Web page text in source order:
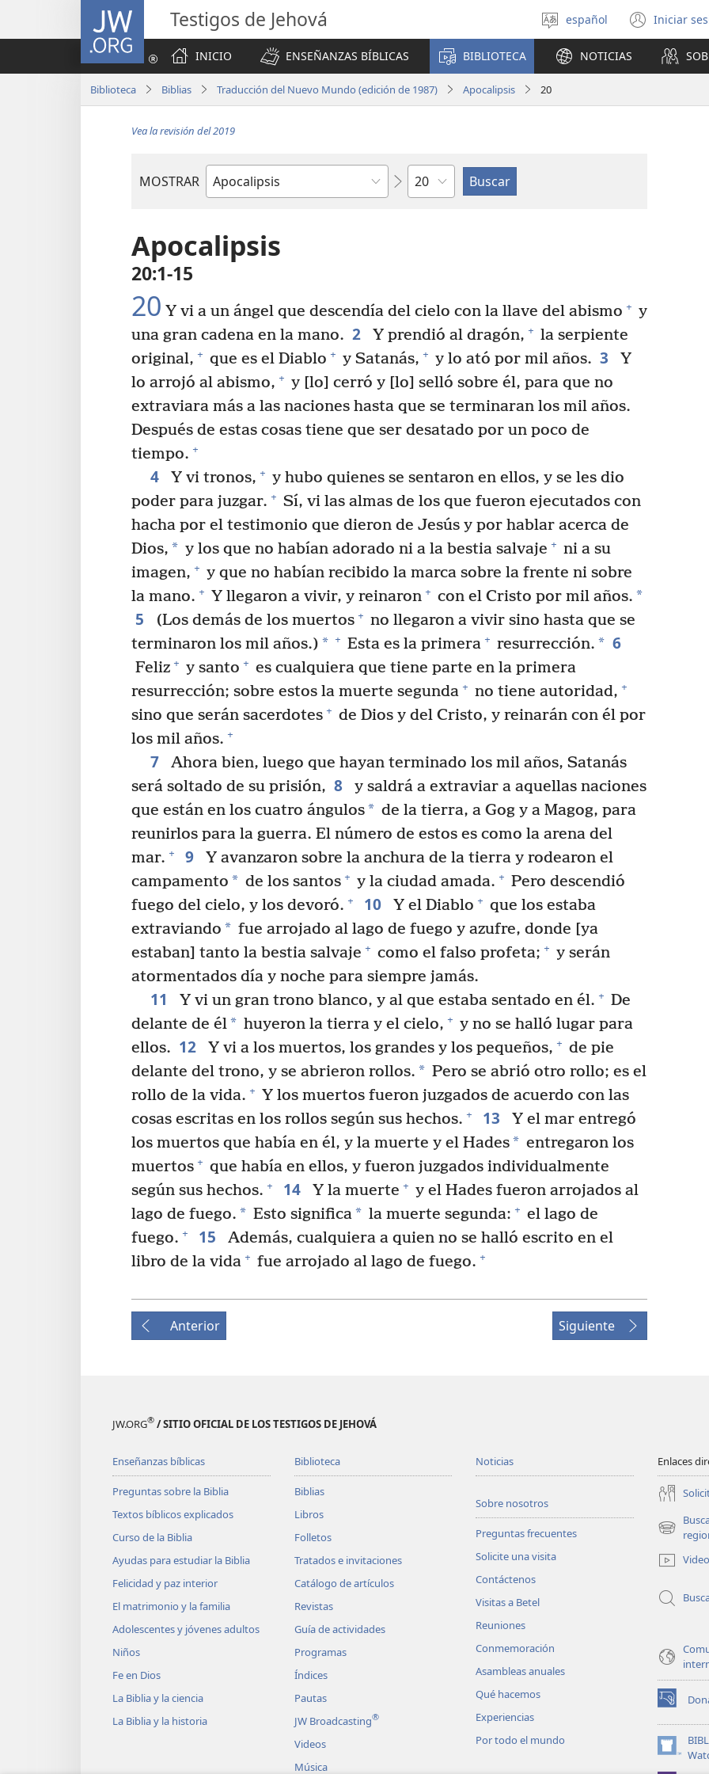
JW.ORG Testigos de Jehová
Seleccionar
idioma
español Iniciar(abre
una
nueva
INICIO
ENSEÑANZAS BÍBLICAS BIBLIOTECA NOTICIAS
Biblioteca Biblias Traducción del Nuevo Mundo (edición de 1987) Apocalipsis 20
Vea la revisión del 2019
MOSTRAR
Libro
la
Biblia
Capítulo
Apocalipsis
20:1-15
20 Y vi a un ángel que descendía del cielo con la llave del abismo + y
una gran cadena en la mano. 2 Y prendió al dragón, + la serpiente
original, + que es el Diablo + y Satanás, + y lo ató por mil años. 3
Y
lo arrojó al abismo, + y [lo] cerró y [lo] selló sobre él, para que no
extraviara más a las naciones hasta que se terminaran los mil años.
Después de estas cosas tiene que ser desatado por un poco de
tiempo. +
4 Y vi tronos, + y hubo quienes se sentaron en ellos, y se les dio
poder para juzgar. + Sí, vi las almas de los que fueron ejecutados con
hacha por el testimonio que dieron de Jesús y por hablar acerca de
Dios, * y los que no habían adorado ni a la bestia salvaje + ni a su
imagen, + y que no habían recibido la marca sobre la frente ni sobre
la mano. + Y llegaron a vivir, y reinaron + con el Cristo por mil años. *
5 (Los demás de los muertos + no llegaron a vivir sino hasta que se
terminaron los mil años.) * + Esta es la primera + resurrección. * 6
Feliz + y santo + es cualquiera que tiene parte en la primera
resurrección; sobre estos la muerte segunda + no tiene autoridad, +
sino que serán sacerdotes + de Dios y del Cristo, y reinarán con él por
los mil años. +
7
Ahora bien, luego que hayan terminado los mil años, Satanás
será soltado de su prisión, 8
y saldrá a extraviar a aquellas naciones
que están en los cuatro ángulos* de la tierra, a Gog y a Magog, para
reunirlos para la guerra. El número de estos es como la arena del
mar. + 9
Y avanzaron sobre la anchura de la tierra y rodearon el
campamento * de los santos + y la ciudad amada. + Pero descendió
fuego del cielo, y los devoró. + 10 Y el Diablo + que los estaba
extraviando * fue arrojado al lago de fuego y azufre, donde [ya
estaban] tanto la bestia salvaje + como el falso profeta; + y serán
atormentados día y noche para siempre jamás.
11 Y vi un gran trono blanco, y al que estaba sentado en él. + De
delante de él* huyeron la tierra y el cielo, + y no se halló lugar para
ellos. 12 Y vi a los muertos, los grandes y los pequeños, + de pie
delante del trono, y se abrieron rollos. * Pero se abrió otro rollo; es el
rollo de la vida. + Y los muertos fueron juzgados de acuerdo con las
cosas escritas en los rollos según sus hechos. + 13
Y el mar entregó
los muertos que había en él, y la muerte y el Hades* entregaron los
muertos + que había en ellos, y fueron juzgados individualmente
según sus hechos. + 14 Y la muerte + y el Hades fueron arrojados al
lago de fuego. * Esto significa* la muerte segunda: + el lago de
fuego. + 15
Además, cualquiera a quien no se halló escrito en el
libro de la vida + fue arrojado al lago de fuego. +
Anterior Siguiente
JW.ORG® / SITIO OFICIAL DE LOS TESTIGOS DE JEHOVÁ
Enseñanzas bíblicas
Preguntas sobre la Biblia
Textos bíblicos explicados
Curso de la Biblia
Ayudas para estudiar la Biblia
Felicidad y paz interior
El matrimonio y la familia
Adolescentes y jóvenes adultos
Niños
Fe en Dios
La Biblia y la ciencia
La Biblia y la historia
Biblioteca
Biblias
Libros
Folletos
Tratados e invitaciones
Catálogo de artículos
Revistas
Guía de actividades
Programas
Índices
Pautas
JW Broadcasting®
Videos
Música
Noticias
Sobre nosotros
Preguntas frecuentes
Solicite una visita
Contáctenos
Visitas a Betel
Reuniones
Conmemoración
Asambleas anuales
Qué hacemos
Experiencias
Por todo el mundo
Enlaces
(abre
nueva
(abre
una
nueva
ventana)
(abre
una